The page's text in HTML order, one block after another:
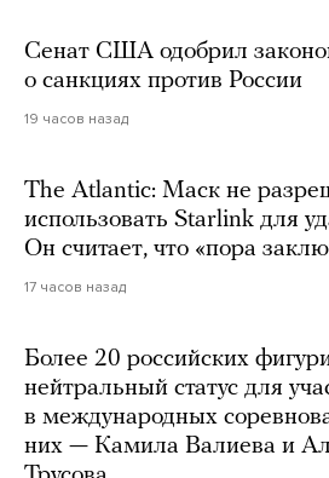
Сенат США одобрил
о санкциях против России
19 часов назад
The Atlantic: Маск не
использовать Starlink для
Он считает, что «пора
17 часов назад
Более 20 российских
нейтральный статус для
в международных
них — Камила Валиева и